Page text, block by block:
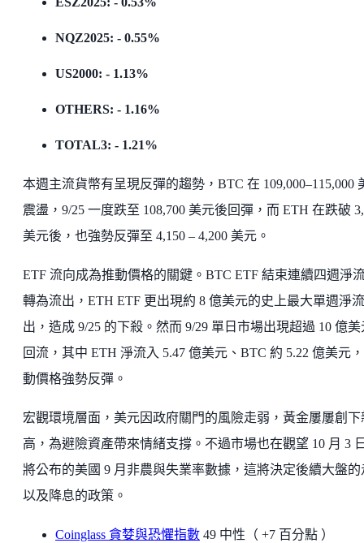
NQZ2025: - 0.55%
US2000: - 1.13%
OTHERS: - 1.16%
TOTAL3: - 1.21%
本週主流貨幣有呈現反彈的趨勢，BTC 在 109,000–115,000
震盪，9/25 一度跌至 108,700 美元後回彈，而 ETH 在跌破
美元後，也強勢反彈至 4,150 – 4,200 美元。
ETF 流向成為推動價格的關鍵。BTC ETF 結束連續四週淨
轉為流出，ETH ETF 更出現約 8 億美元的史上最大單週淨流
出，造成 9/25 的下殺。然而 9/29 單日市場出現超過 10 億美
回流，其中 ETH 淨流入 5.47 億美元、BTC 約 5.22 億美元
動價格強勢反彈。
宏觀環境層面，美元因政府關門的風險走弱，黃金屢屢創下
高，為避險資產帶來情緒支撐。不過市場也在觀望 10 月 3
將公布的美國 9 月非農與失業率數據，這將決定後續大盤的
以及降息的政策。
Coinglass 貪婪與恐懼指數 49 中性（ +7 百分點 ）